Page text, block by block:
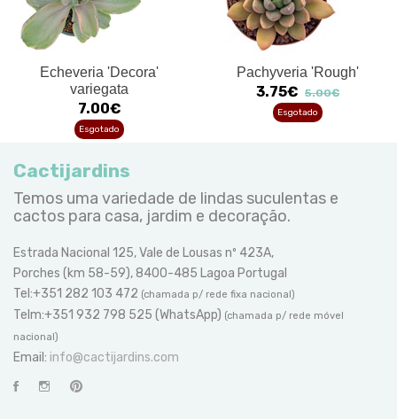
Echeveria 'Decora'
variegata
7.00€
Esgotado
Pachyveria 'Rough'
3.75€ 5.00€
Esgotado
Cactijardins
Temos uma variedade de lindas suculentas e
cactos para casa, jardim e decoração.
Estrada Nacional 125, Vale de Lousas nº 423A,
Porches (km 58-59), 8400-485 Lagoa Portugal
Tel:+351 282 103 472 (chamada p/ rede fixa nacional)
Telm:+351 932 798 525 (WhatsApp) (chamada p/ rede móvel
nacional)
Email: info@cactijardins.com